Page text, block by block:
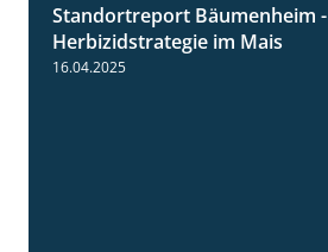
Standortreport Bäumenheim -
Herbizidstrategie im Mais
16.04.2025